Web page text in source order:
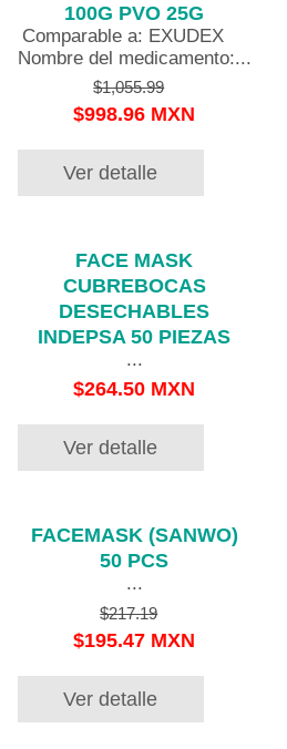
100G PVO 25G
Comparable a: EXUDEX
Nombre del medicamento:...
$1,055.99
$998.96 MXN
Ver detalle
FACE MASK
CUBREBOCAS
DESECHABLES
INDEPSA 50 PIEZAS
...
$264.50 MXN
Ver detalle
FACEMASK (SANWO)
50 PCS
...
$217.19
$195.47 MXN
Ver detalle